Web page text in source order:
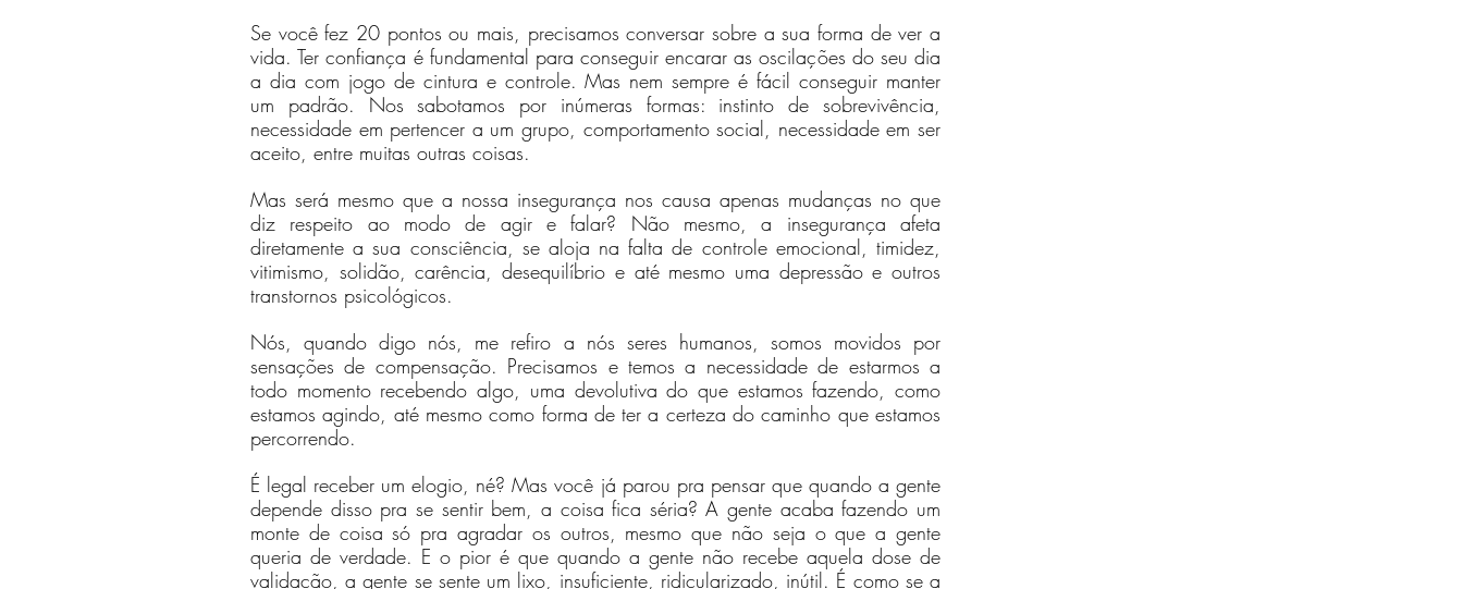
Se você fez 20 pontos ou mais, precisamos conversar sobre a sua forma de ver a
vida. Ter confiança é fundamental para conseguir encarar as oscilações do seu dia
a dia com jogo de cintura e controle. Mas nem sempre é fácil conseguir manter
um padrão. Nos sabotamos por inúmeras formas: instinto de sobrevivência,
necessidade em pertencer a um grupo, comportamento social, necessidade em ser
aceito, entre muitas outras coisas.
Mas será mesmo que a nossa insegurança nos causa apenas mudanças no que
diz respeito ao modo de agir e falar? Não mesmo, a insegurança afeta
diretamente a sua consciência, se aloja na falta de controle emocional, timidez,
vitimismo, solidão, carência, desequilíbrio e até mesmo uma depressão e outros
transtornos psicológicos.
Nós, quando digo nós, me refiro a nós seres humanos, somos movidos por
sensações de compensação. Precisamos e temos a necessidade de estarmos a
todo momento recebendo algo, uma devolutiva do que estamos fazendo, como
estamos agindo, até mesmo como forma de ter a certeza do caminho que estamos
percorrendo.
É legal receber um elogio, né? Mas você já parou pra pensar que quando a gente
depende disso pra se sentir bem, a coisa fica séria? A gente acaba fazendo um
monte de coisa só pra agradar os outros, mesmo que não seja o que a gente
queria de verdade. E o pior é que quando a gente não recebe aquela dose de
validação, a gente se sente um lixo, insuficiente, ridicularizado, inútil. É como se a